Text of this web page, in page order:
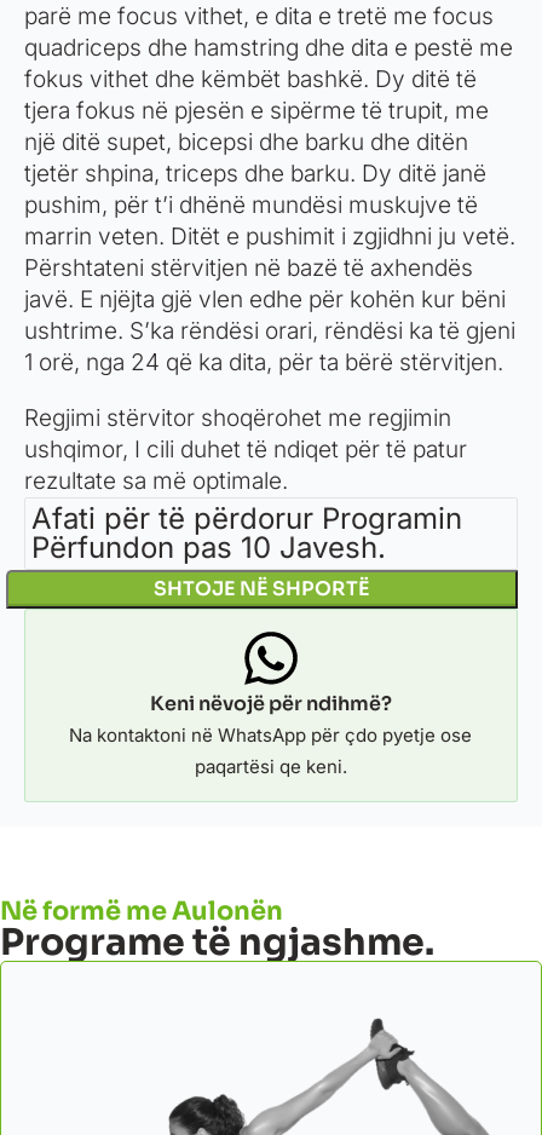
parë me focus vithet, e dita e tretë me focus
quadriceps dhe hamstring dhe dita e pestë me
fokus vithet dhe këmbët bashkë. Dy ditë të
tjera fokus në pjesën e sipërme të trupit, me
një ditë supet, bicepsi dhe barku dhe ditën
tjetër shpina, triceps dhe barku. Dy ditë janë
pushim, për t’i dhënë mundësi muskujve të
marrin veten. Ditët e pushimit i zgjidhni ju vetë.
Përshtateni stërvitjen në bazë të axhendës
javë. E njëjta gjë vlen edhe për kohën kur bëni
ushtrime. S’ka rëndësi orari, rëndësi ka të gjeni
1 orë, nga 24 që ka dita, për ta bërë stërvitjen.
Regjimi stërvitor shoqërohet me regjimin
ushqimor, I cili duhet të ndiqet për të patur
rezultate sa më optimale.
Afati për të përdorur Programin
Përfundon pas 10 Javesh.
SHTOJE NË SHPORTË
Keni nëvojë për ndihmë?
Na kontaktoni në WhatsApp për çdo pyetje ose
paqartësi qe keni.
Në formë me Aulonën
Programe të ngjashme.